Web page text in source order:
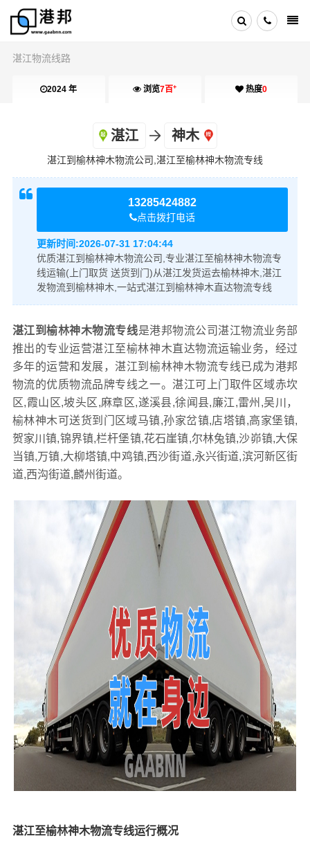
湛江物流线路
2024 年 浏览7百+ 热度0
湛江 神木
湛江到榆林神木物流公司,湛江至榆林神木物流专线
13285424882
点击拨打电话
更新时间:2026-07-31 17:04:44
优质湛江到榆林神木物流公司,专业湛江至榆林神木物流专
线运输(上门取货 送货到门)从湛江发货运去榆林神木,湛江
发物流到榆林神木,一站式湛江到榆林神木直达物流专线
湛江到榆林神木物流专线是港邦物流公司湛江物流业务部
推出的专业运营湛江至榆林神木直达物流运输业务，经过
多年的运营和发展，湛江到榆林神木物流专线已成为港邦
物流的优质物流品牌专线之一。湛江可上门取件区域赤坎
区,霞山区,坡头区,麻章区,遂溪县,徐闻县,廉江,雷州,吴川，
榆林神木可送货到门区域马镇,孙家岔镇,店塔镇,高家堡镇,
贺家川镇,锦界镇,栏杆堡镇,花石崖镇,尔林兔镇,沙峁镇,大保
当镇,万镇,大柳塔镇,中鸡镇,西沙街道,永兴街道,滨河新区街
道,西沟街道,麟州街道。
湛江至榆林神木物流专线运行概况